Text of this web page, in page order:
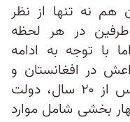
هم نه تنها از نظر
طرفین در هر لحظه
با توجه به ادامه
در افغانستان و
هزینه حدود ۲ تریلیون دلار، پس از ۲۰ سال، دولت
بخشی شامل موارد